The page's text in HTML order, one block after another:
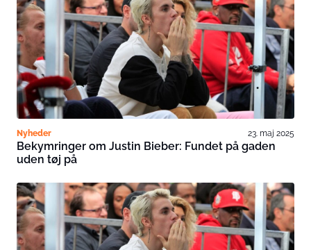
Nyheder 23. maj 2025
Bekymringer om Justin Bieber: Fundet på gaden
uden tøj på